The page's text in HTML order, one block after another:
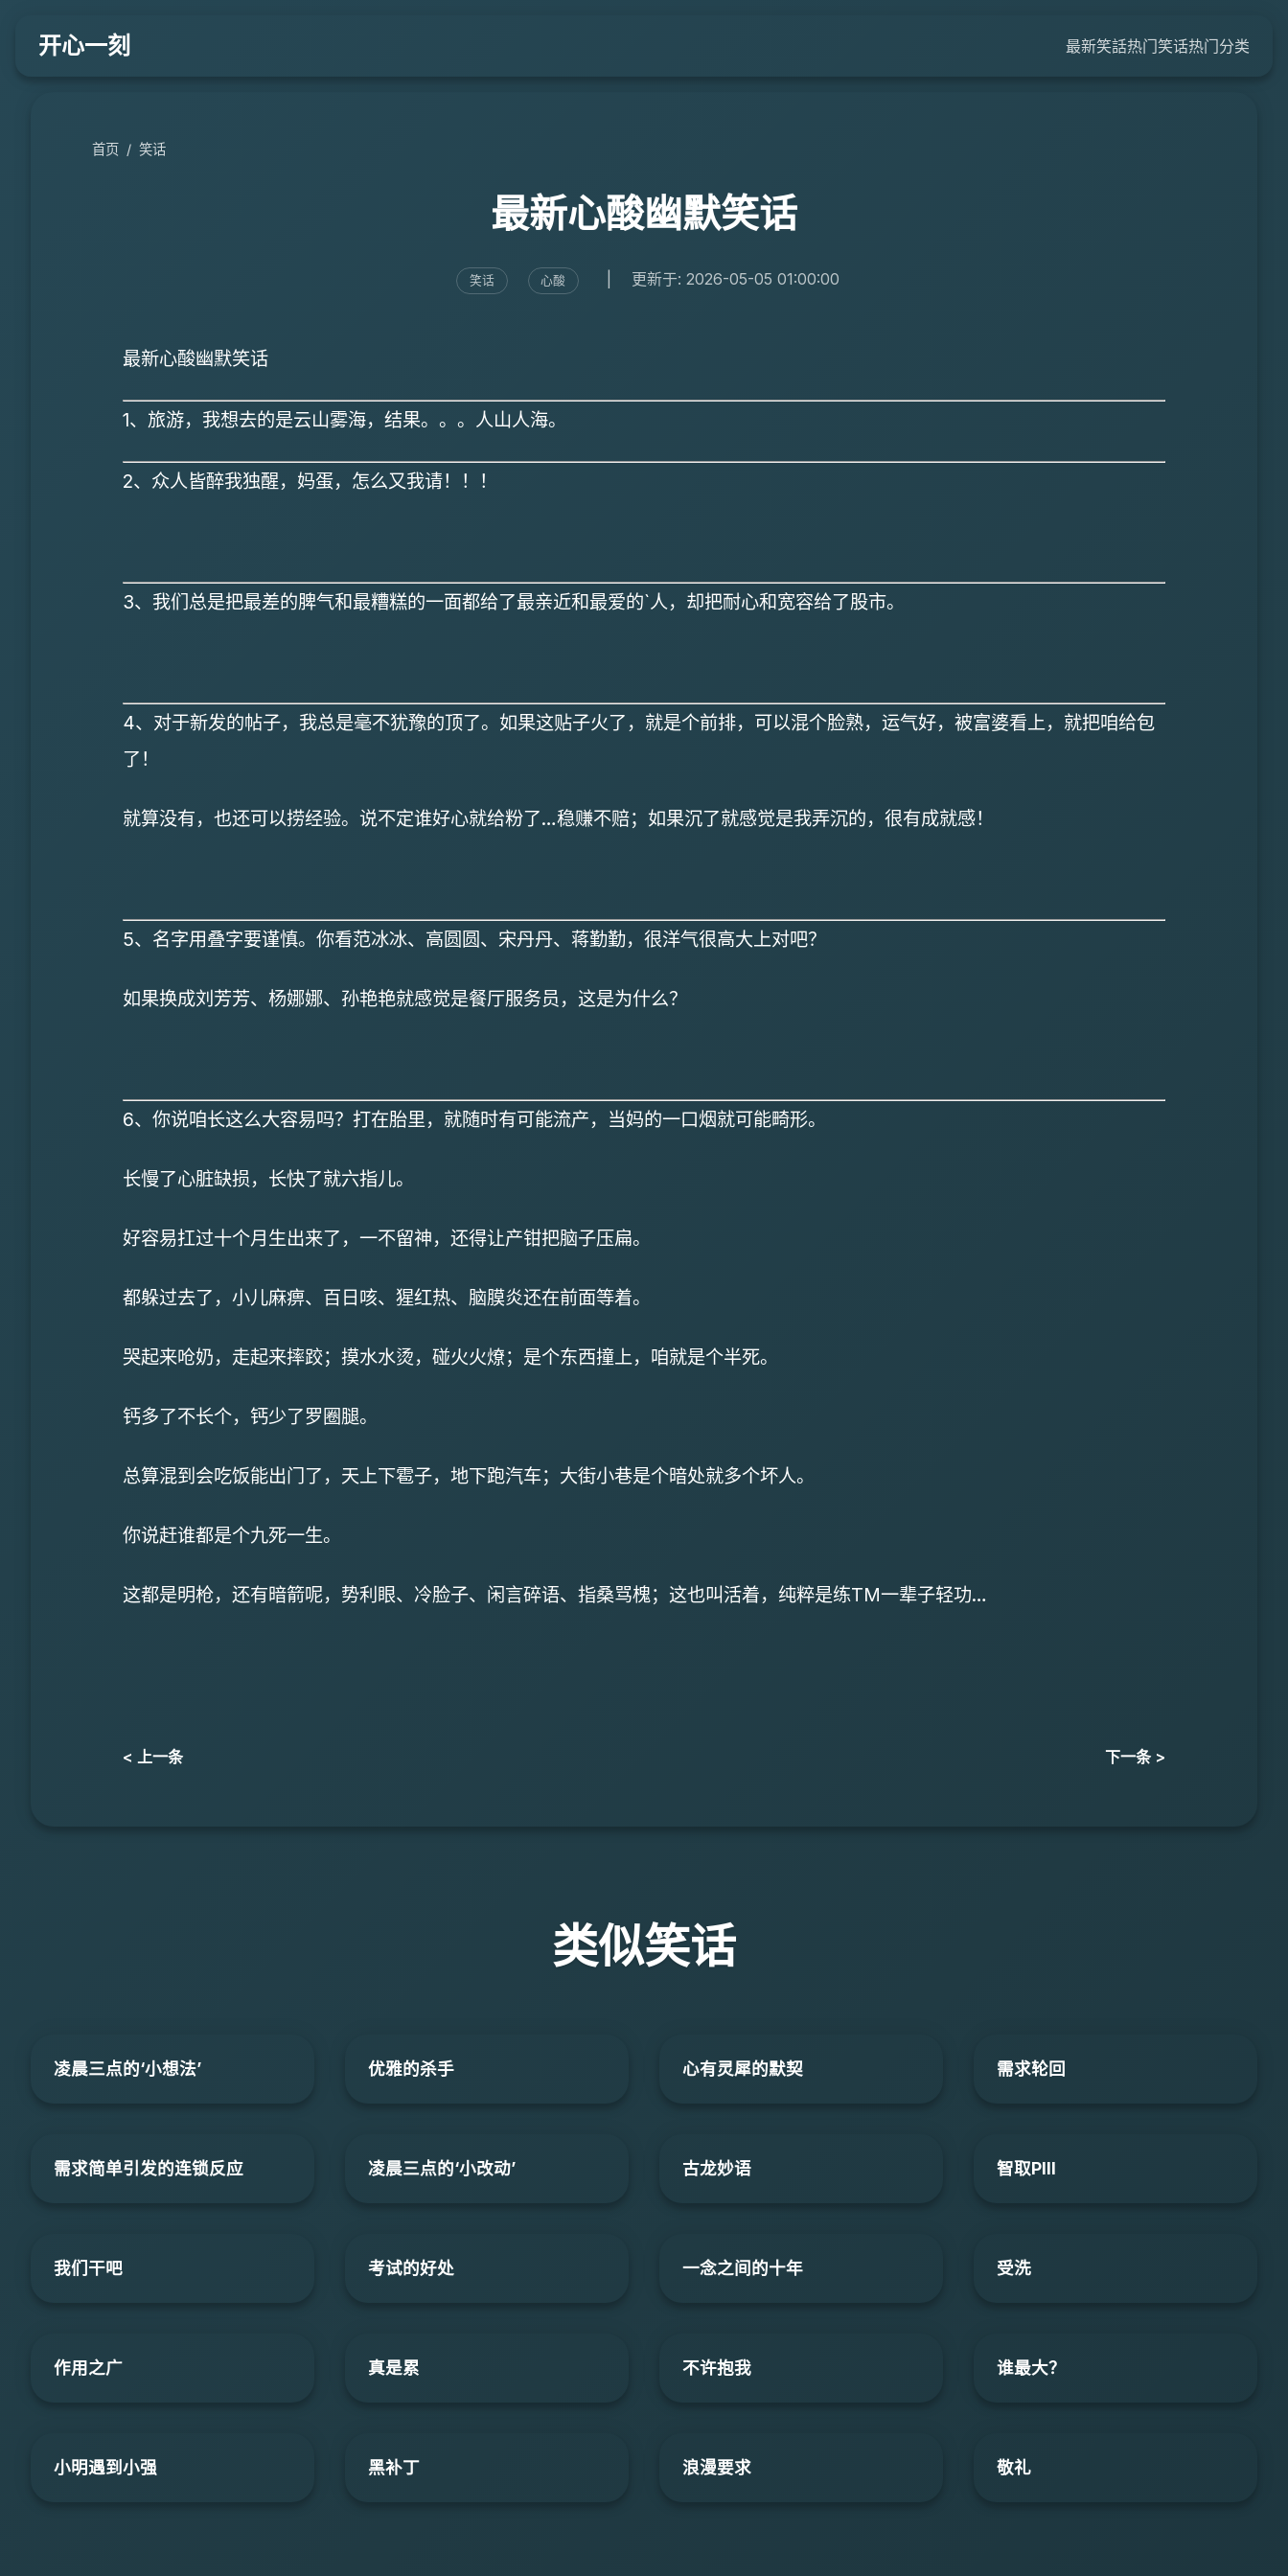
开心一刻 最新笑話热门笑话热门分类
首页 / 笑话
最新心酸幽默笑话
笑话 心酸 更新于: 2026-05-05 01:00:00
最新心酸幽默笑话
1、旅游，我想去的是云山雾海，结果。。。人山人海。
2、众人皆醉我独醒，妈蛋，怎么又我请！！！
3、我们总是把最差的脾气和最糟糕的一面都给了最亲近和最爱的`人，却把耐心和宽容给了股市。
4、对于新发的帖子，我总是毫不犹豫的顶了。如果这贴子火了，就是个前排，可以混个脸熟，运气好，被富婆看上，就把咱给包
了！
就算没有，也还可以捞经验。说不定谁好心就给粉了…稳赚不赔；如果沉了就感觉是我弄沉的，很有成就感！
5、名字用叠字要谨慎。你看范冰冰、高圆圆、宋丹丹、蒋勤勤，很洋气很高大上对吧？
如果换成刘芳芳、杨娜娜、孙艳艳就感觉是餐厅服务员，这是为什么？
6、你说咱长这么大容易吗？打在胎里，就随时有可能流产，当妈的一口烟就可能畸形。
长慢了心脏缺损，长快了就六指儿。
好容易扛过十个月生出来了，一不留神，还得让产钳把脑子压扁。
都躲过去了，小儿麻痹、百日咳、猩红热、脑膜炎还在前面等着。
哭起来呛奶，走起来摔跤；摸水水烫，碰火火燎；是个东西撞上，咱就是个半死。
钙多了不长个，钙少了罗圈腿。
总算混到会吃饭能出门了，天上下雹子，地下跑汽车；大街小巷是个暗处就多个坏人。
你说赶谁都是个九死一生。
这都是明枪，还有暗箭呢，势利眼、冷脸子、闲言碎语、指桑骂槐；这也叫活着，纯粹是练TM一辈子轻功…
< 上一条 下一条 >
类似笑话
凌晨三点的‘小想法’ 优雅的杀手 心有灵犀的默契 需求轮回
需求简单引发的连锁反应 凌晨三点的‘小改动’ 古龙妙语 智取PIII
我们干吧 考试的好处 一念之间的十年 受洗
作用之广 真是累 不许抱我 谁最大？
小明遇到小强 黑补丁 浪漫要求 敬礼